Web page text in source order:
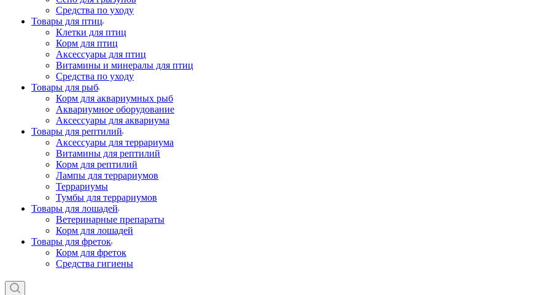
Средства по уходу
Товары для птиц
Клетки для птиц
Корм для птиц
Аксессуары для птиц
Витамины и минералы для птиц
Средства по уходу
Товары для рыб
Корм для аквариумных рыб
Аквариумное оборудование
Аксессуары для аквариума
Товары для рептилий
Аксессуары для террариума
Витамины для рептилий
Корм для рептилий
Лампы для террариумов
Террариумы
Тумбы для террариумов
Товары для лошадей
Ветеринарные препараты
Корм для лошадей
Товары для фреток
Корм для фреток
Средства гигиены